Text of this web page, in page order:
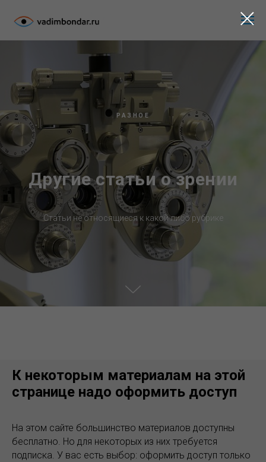
РАЗНОЕ
Другие статьи о зрении
Статьи не относящиеся к какой либо рубрике
К некоторым материалам на этой
странице надо оформить доступ
На этом сайте большинство материалов доступны
бесплатно. Но для некоторых из них требуется
подписка. У вас есть выбор: оформить доступ только